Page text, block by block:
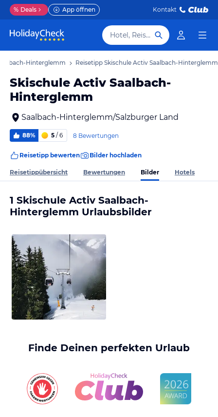
% Deals App öffnen Kontakt
Hotel, Reiseziel
Hinterglemm Reisetipp Skischule Activ Saalbach-Hinterglemm
Skischule Activ Saalbach-
Hinterglemm
Saalbach-Hinterglemm/Salzburger Land
88% 5 / 6 8 Bewertungen
Reisetipp bewerten Bilder hochladen
Reisetippübersicht Bewertungen Bilder Hotels
1 Skischule Activ Saalbach-
Hinterglemm Urlaubsbilder
Finde Deinen perfekten Urlaub